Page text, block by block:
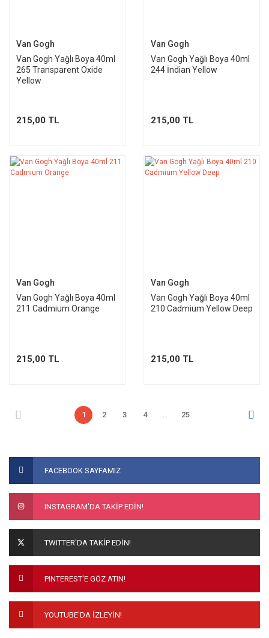
Van Gogh
Van Gogh Yağlı Boya 40ml
265 Transparent Oxide
Yellow
215,00 TL
Van Gogh
Van Gogh Yağlı Boya 40ml
244 İndian Yellow
215,00 TL
Van Gogh
Van Gogh Yağlı Boya 40ml
211 Cadmium Orange
215,00 TL
Van Gogh
Van Gogh Yağlı Boya 40ml
210 Cadmium Yellow Deep
215,00 TL
1 2 3 4 .. 25
FACEBOOK SAYFAMIZ
INSTAGRAM'DA TAKİP EDİN!
TWITTER'DA TAKİP EDİN!
PINTEREST'E GÖZ ATIN!
YOUTUBE'DA İZLEYİN!